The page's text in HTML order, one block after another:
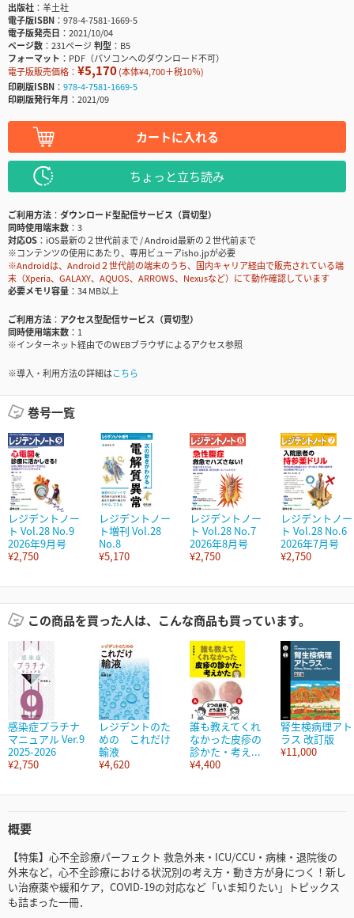
出版社
羊土社
電子版ISBN
978-4-7581-1669-5
電子版発売日
2021/10/04
ページ数
231ページ判型
B5
フォーマット
PDF（パソコンへのダウンロード不可）
電子版販売価格： ¥5,170(本体¥4,700＋税10％)
印刷版ISBN
978-4-7581-1669-5
印刷版発行年月
2021/09
カートに入れる
ちょっと立ち読み
ご利用方法
ダウンロード型配信サービス（買切型）
同時使用端末数
3
対応OS
iOS最新の２世代前まで / Android最新の２世代前まで
※コンテンツの使用にあたり、専用ビューアisho.jpが必要
※Androidは、Android２世代前の端末のうち、国内キャリア経由で販売されている端
末（Xperia、GALAXY、AQUOS、ARROWS、Nexusなど）にて動作確認しています
必要メモリ容量
34 MB以上
ご利用方法
アクセス型配信サービス（買切型）
同時使用端末数
1
※インターネット経由でのWEBブラウザによるアクセス参照
※導入・利用方法の詳細はこちら
巻号一覧
レジデントノー
ト Vol.28 No.9
2026年9月号
¥2,750
レジデントノー
ト増刊 Vol.28
No.8
¥5,170
レジデントノー
ト Vol.28 No.7
2026年8月号
¥2,750
レジデントノー
ト Vol.28 No.6
2026年7月号
¥2,750
この商品を買った人は、こんな商品も買っています。
感染症プラチナ
マニュアル Ver.9
2025-2026
¥2,750
レジデントのた
めの これだけ
輸液
¥4,620
誰も教えてくれ
なかった皮疹の
診かた・考え...
¥4,400
腎生検病理アト
ラス 改訂版
¥11,000
概要
【特集】心不全診療パーフェクト 救急外来・ICU/CCU・病棟・退院後の
外来など，心不全診療における状況別の考え方・動き方が身につく！新し
い治療薬や緩和ケア，COVID-19の対応など「いま知りたい」トピックス
も詰まった一冊．